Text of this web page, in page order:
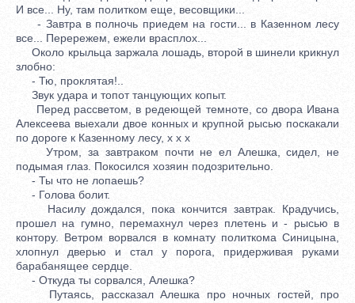
И все... Ну, там политком еще, весовщики...
- Завтра в полночь приедем на гости... в Казенном лесу
все... Перережем, ежели врасплох...
Около крыльца заржала лошадь, второй в шинели крикнул
злобно:
- Тю, проклятая!..
Звук удара и топот танцующих копыт.
Перед рассветом, в редеющей темноте, со двора Ивана
Алексеева выехали двое конных и крупной рысью поскакали
по дороге к Казенному лесу, x x x
Утром, за завтраком почти не ел Алешка, сидел, не
подымая глаз. Покосился хозяин подозрительно.
- Ты что не лопаешь?
- Голова болит.
Насилу дождался, пока кончится завтрак. Крадучись,
прошел на гумно, перемахнул через плетень и - рысью в
контору. Ветром ворвался в комнату политкома Синицына,
хлопнул дверью и стал у порога, придерживая руками
барабанящее сердце.
- Откуда ты сорвался, Алешка?
Путаясь, рассказал Алешка про ночных гостей, про